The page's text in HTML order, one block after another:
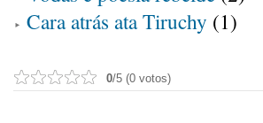
Cara atrás ata Tiruchy (1)
0/5 (0 votos)